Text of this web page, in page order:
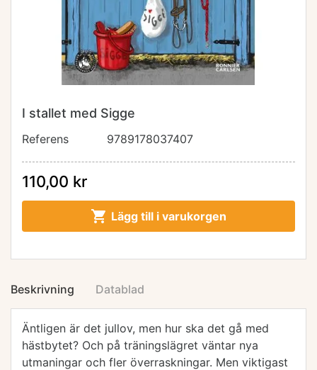
I stallet med Sigge
Referens 9789178037407
110,00 kr
 Lägg till i varukorgen
Beskrivning Datablad
Äntligen är det jullov, men hur ska det gå med
hästbytet? Och på träningslägret väntar nya
utmaningar och fler överraskningar. Men viktigast